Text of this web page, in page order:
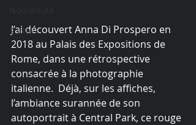
Sortie
J’ai découvert Anna Di Prospero en
2018 au Palais des Expositions de
Rome, dans une rétrospective
consacrée à la photographie
italienne.  Déjà, sur les affiches,
l’ambiance surannée de son
autoportrait à Central Park, ce rouge